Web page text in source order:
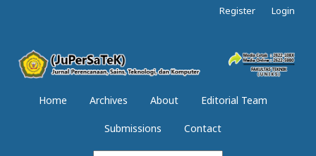
Home Archives About Editorial Team
Submissions Contact
Register Login